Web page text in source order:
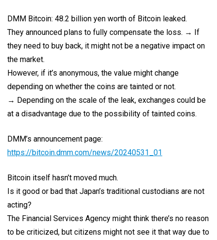
DMM Bitcoin: 48.2 billion yen worth of Bitcoin leaked.
They announced plans to fully compensate the loss. → If
they need to buy back, it might not be a negative impact on
the market.
However, if it’s anonymous, the value might change
depending on whether the coins are tainted or not.
→ Depending on the scale of the leak, exchanges could be
at a disadvantage due to the possibility of tainted coins.
DMM’s announcement page:
https://bitcoin.dmm.com/news/20240531_01
Bitcoin itself hasn’t moved much.
Is it good or bad that Japan’s traditional custodians are not
acting?
The Financial Services Agency might think there’s no reason
to be criticized, but citizens might not see it that way due to